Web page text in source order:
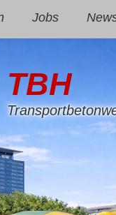
Jobs
TBH